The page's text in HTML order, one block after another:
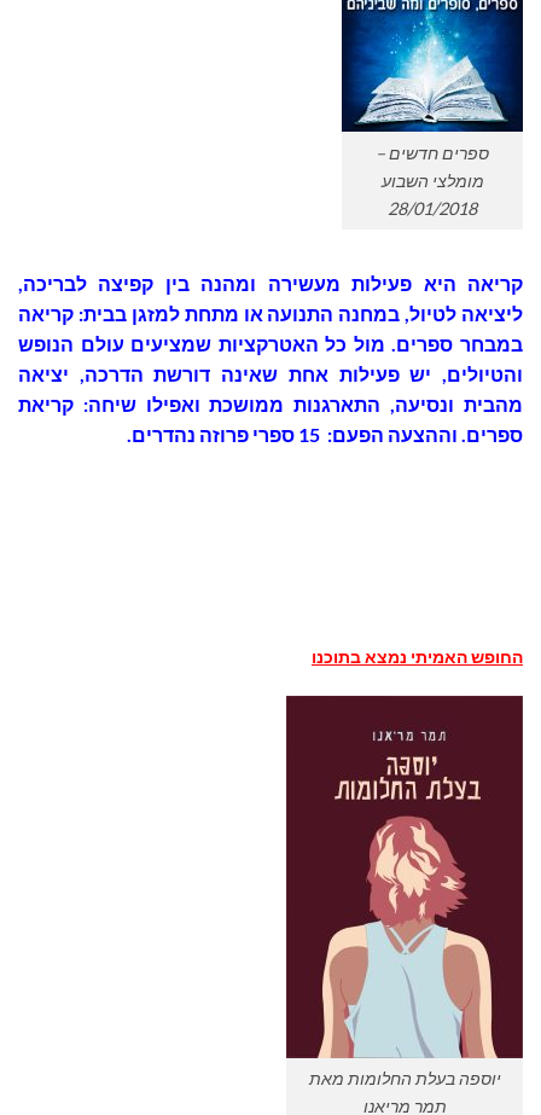
ספרים חדשים –
מומלצי השבוע
28/01/2018
קריאה היא פעילות מעשירה ומהנה בין קפיצה לבריכה,
ליציאה לטיול, במחנה התנועה או מתחת למזגן בבית: קריאה
במבחר ספרים. מול כל האטרקציות שמציעים עולם הנופש
והטיולים, יש פעילות אחת שאינה דורשת הדרכה, יציאה
מהבית ונסיעה, התארגנות ממושכת ואפילו שיחה: קריאת
ספרים. וההצעה הפעם: 15 ספרי פרוזה נהדרים.
החופש האמיתי נמצא בתוכנו
יוספה בעלת החלומות מאת
תמר מריאנו